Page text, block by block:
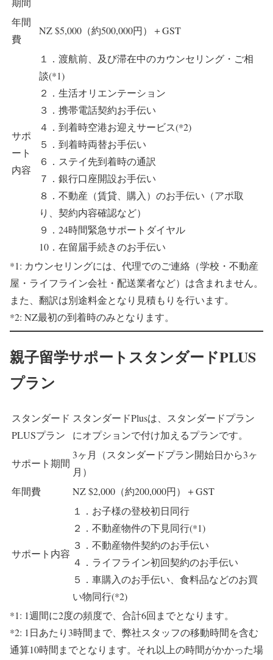
年間
費
NZ $5,000（約500,000円）＋GST
サポ
ート
内容
１．渡航前、及び滞在中のカウンセリング・ご相
談(*1)
２．生活オリエンテーション
３．携帯電話契約お手伝い
４．到着時空港お迎えサービス(*2)
５．到着時両替お手伝い
６．ステイ先到着時の通訳
７．銀行口座開設お手伝い
８．不動産（賃貸、購入）のお手伝い（アポ取
り、契約内容確認など）
９．24時間緊急サポートダイヤル
10．在留届手続きのお手伝い
*1: カウンセリングには、代理でのご連絡（学校・不動産
屋・ライフライン会社・配送業者など）は含まれません。
また、翻訳は別途料金となり見積もりを行います。
*2: NZ最初の到着時のみとなります。
親子留学サポートスタンダードPLUS
プラン
スタンダード
PLUSプラン
スタンダードPlusは、スタンダードプラン
にオプションで付け加えるプランです。
サポート期間
3ヶ月（スタンダードプラン開始日から3ヶ
月）
年間費
NZ $2,000（約200,000円）＋GST
サポート内容
１．お子様の登校初日同行
２．不動産物件の下見同行(*1)
３．不動産物件契約のお手伝い
４．ライフライン初回契約のお手伝い
５．車購入のお手伝い、食料品などのお買
い物同行(*2)
*1: 1週間に2度の頻度で、合計6回までとなります。
*2: 1日あたり3時間まで、弊社スタッフの移動時間を含む
通算10時間までとなります。それ以上の時間がかかった場